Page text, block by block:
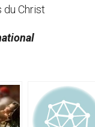
Christ